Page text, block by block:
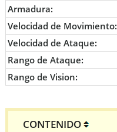
Armadura:
Velocidad de Movimiento:
Velocidad de Ataque:
Rango de Ataque:
Rango de Vision:
CONTENIDO